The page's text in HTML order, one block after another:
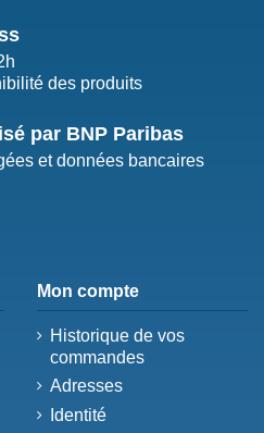
des produits
par BNP Paribas
et données bancaires
Mon compte
Historique de vos
commandes
Adresses
Identité